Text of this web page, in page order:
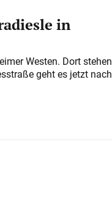
in
Westen. Dort stehen
geht es jetzt nach